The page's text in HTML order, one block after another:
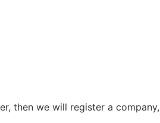
then we will register a